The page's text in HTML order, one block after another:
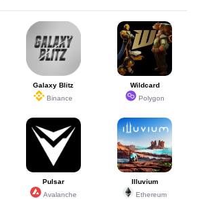
Galaxy Blitz
Binance
Wildcard
Polygon
Pulsar
Avalanche
Illuvium
Ethereum